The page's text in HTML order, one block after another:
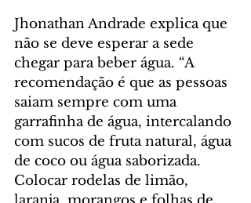
Jhonathan Andrade explica que
não se deve esperar a sede
chegar para beber água. “A
recomendação é que as pessoas
saiam sempre com uma
garrafinha de água, intercalando
com sucos de fruta natural, água
de coco ou água saborizada.
Colocar rodelas de limão,